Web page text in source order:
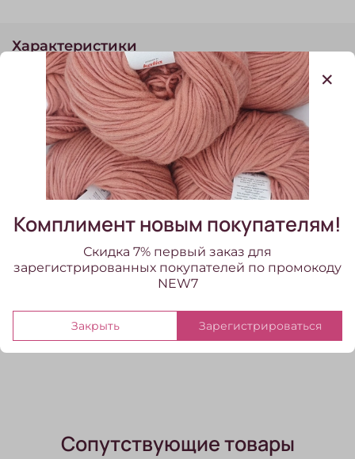
Характеристики
Состав
кашемир
Метраж, на 100гр
Цвет бобинной пряжи
желтый
Система прядения
кардная
Отзывы
Написать отзыв
Сопутствующие товары
Комплимент новым покупателям!
Скидка 7% первый заказ для
зарегистрированных покупателей по промокоду
NEW7
Закрыть Зарегистрироваться